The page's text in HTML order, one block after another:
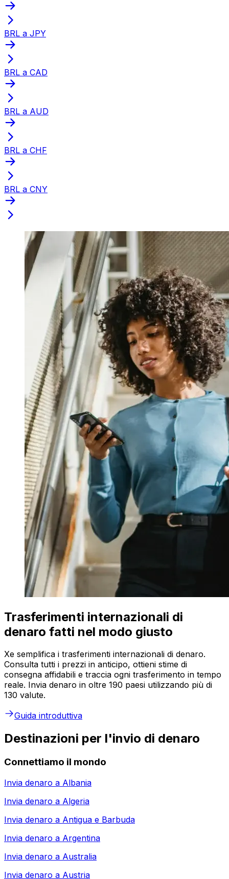
BRL a JPY
BRL a CAD
BRL a AUD
BRL a CHF
BRL a CNY
Trasferimenti internazionali di
denaro fatti nel modo giusto
Xe semplifica i trasferimenti internazionali di denaro.
Consulta tutti i prezzi in anticipo, ottieni stime di
consegna affidabili e traccia ogni trasferimento in tempo
reale. Invia denaro in oltre 190 paesi utilizzando più di
130 valute.
Guida introduttiva
Destinazioni per l'invio di denaro
Connettiamo il mondo
Invia denaro a Albania
Invia denaro a Algeria
Invia denaro a Antigua e Barbuda
Invia denaro a Argentina
Invia denaro a Australia
Invia denaro a Austria